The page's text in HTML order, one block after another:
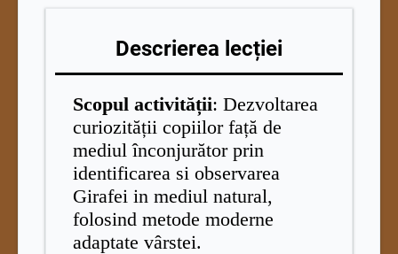
Descrierea lecției
Scopul activității: Dezvoltarea
curiozității copiilor față de
mediul înconjurător prin
identificarea si observarea
Girafei in mediul natural,
folosind metode moderne
adaptate vârstei.